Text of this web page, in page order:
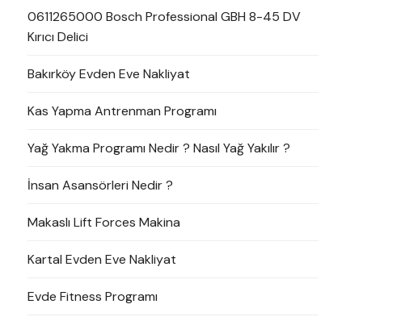
0611265000 Bosch Professional GBH 8-45 DV
Kırıcı Delici
Bakırköy Evden Eve Nakliyat
Kas Yapma Antrenman Programı
Yağ Yakma Programı Nedir ? Nasıl Yağ Yakılır ?
İnsan Asansörleri Nedir ?
Makaslı Lift Forces Makina
Kartal Evden Eve Nakliyat
Evde Fitness Programı